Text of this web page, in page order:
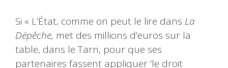
Si « L’État, comme on peut le lire dans La
Dépêche, met des millions d’euros sur la
table, dans le Tarn, pour que ses
partenaires fassent appliquer ‘le droit